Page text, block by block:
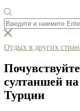
Отдых в других
султаншей
Турции